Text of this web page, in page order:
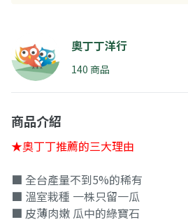
奧丁丁洋行
140 商品
商品介紹
★奧丁丁推薦的三大理由
■ 全台產量不到5%的稀有
■ 溫室栽種 一株只留一瓜
■ 皮薄肉嫩 瓜中的綠寶石